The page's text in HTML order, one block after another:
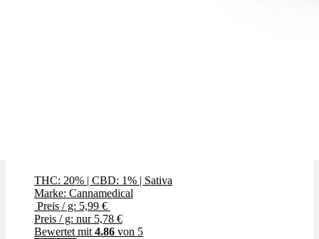
THC: 20% | CBD: 1% | Sativa
Marke: Cannamedical
Preis / g: 5,99 €
Preis / g: nur 5,78 €
Bewertet mit 4.86 von 5